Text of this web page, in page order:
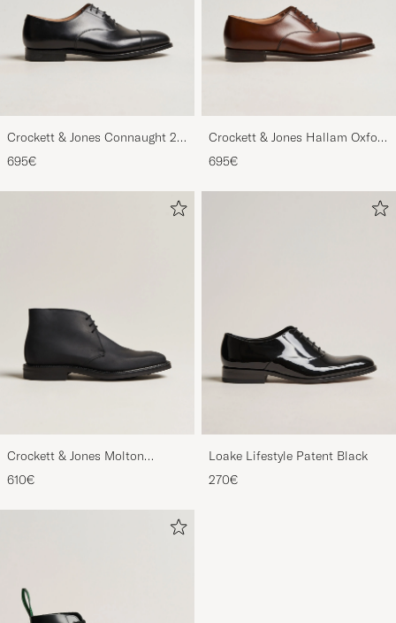
Crockett & Jones Connaught 2
City Sole Black Calf
695€
Crockett & Jones Hallam Oxford
Dark Brown Calf
695€
Crockett & Jones Molton
Chukka Black Rough-Out Suede
610€
Loake Lifestyle Patent Black
270€